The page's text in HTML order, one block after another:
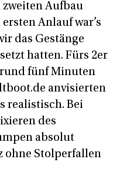
Aufbau
Anlauf war’s
das Gestänge
hatten. Fürs 2er
fünf Minuten
anvisierten
realistisch. Bei
des
absolut
ohne Stolperfallen